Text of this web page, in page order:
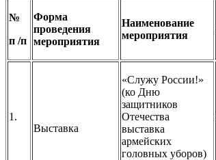
№
п /п
Форма
проведения
мероприятия
Наименование
мероприятия
1.
Выставка
«Служу России!»
(ко Дню
защитников
Отечества
выставка
армейских
головных уборов)